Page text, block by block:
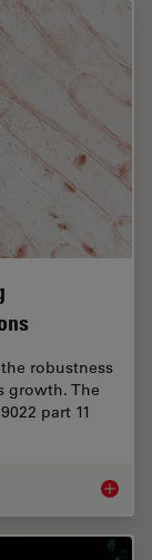
robustness
growth. The
part 11
ISO